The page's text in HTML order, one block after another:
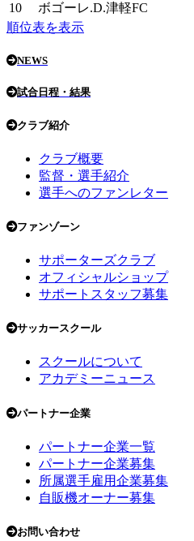
10
ボゴーレ.D.津軽FC
順位表を表示
NEWS
試合日程・結果
クラブ紹介
クラブ概要
監督・選手紹介
選手へのファンレター
ファンゾーン
サポーターズクラブ
オフィシャルショップ
サポートスタッフ募集
サッカースクール
スクールについて
アカデミーニュース
パートナー企業
パートナー企業一覧
パートナー企業募集
所属選手雇用企業募集
自販機オーナー募集
お問い合わせ